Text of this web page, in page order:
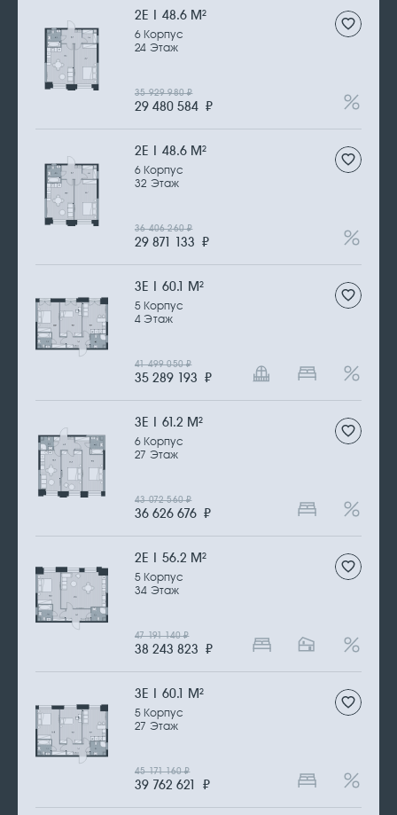
2Е | 48.6 М2
6 Корпус
24 Этаж
29 480 584 ₽
35 929 980₽
2Е | 48.6 М2
6 Корпус
32 Этаж
29 871 133 ₽
36 406 260₽
3Е | 60.1 М2
5 Корпус
4 Этаж
35 289 193 ₽
41 499 050₽
3Е | 61.2 М2
6 Корпус
27 Этаж
36 626 676 ₽
43 072 560₽
2Е | 56.2 М2
5 Корпус
34 Этаж
38 243 823 ₽
47 191 140₽
3Е | 60.1 М2
5 Корпус
27 Этаж
39 762 621 ₽
45 171 160₽